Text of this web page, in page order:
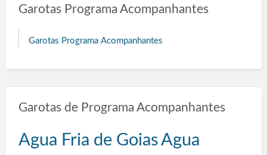
Garotas Programa Acompanhantes
Garotas Programa Acompanhantes
Garotas de Programa Acompanhantes
Agua Fria de GoiasAgua